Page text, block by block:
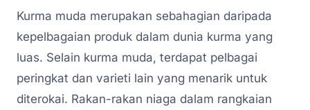
Kurma muda merupakan sebahagian daripada
kepelbagaian produk dalam dunia kurma yang
luas. Selain kurma muda, terdapat pelbagai
peringkat dan varieti lain yang menarik untuk
diterokai. Rakan-rakan niaga dalam rangkaian